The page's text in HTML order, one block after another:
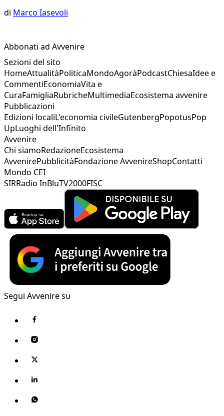
di Marco Iasevoli
Abbonati ad Avvenire
Sezioni del sito
HomeAttualitàPoliticaMondoAgoràPodcastChiesaIdee e
CommentiEconomiaVita e
CuraFamigliaRubricheMultimediaEcosistema avvenire
Pubblicazioni
Edizioni localiL'economia civileGutenbergPopotusPop
UpLuoghi dell'Infinito
Avvenire
Chi siamoRedazioneEcosistema
AvvenirePubblicitàFondazione AvvenireShopContatti
Mondo CEI
SIRRadio InBluTV2000FISC
Segui Avvenire su